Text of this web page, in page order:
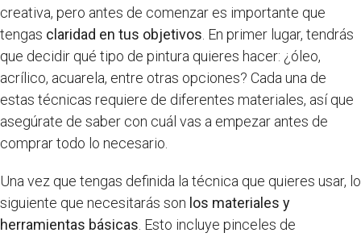
creativa, pero antes de comenzar es importante que
tengas claridad en tus objetivos . En primer lugar, tendrás
que decidir qué tipo de pintura quieres hacer: ¿óleo,
acrílico, acuarela, entre otras opciones? Cada una de
estas técnicas requiere de diferentes materiales, así que
asegúrate de saber con cuál vas a empezar antes de
comprar todo lo necesario.
Una vez que tengas definida la técnica que quieres usar, lo
siguiente que necesitarás son los materiales y
herramientas básicas . Esto incluye pinceles de